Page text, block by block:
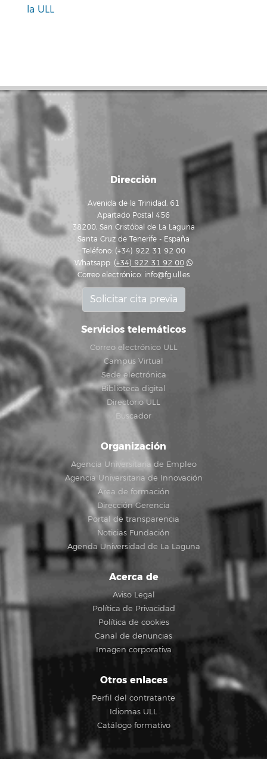
la ULL
Dirección
Avenida de la Trinidad, 61
Apartado Postal 456
38200, San Cristóbal de La Laguna
Santa Cruz de Tenerife - España
Teléfono: (+34) 922 31 92 00
Whatsapp: (+34) 922 31 92 00
Correo electrónico: info@fg.ull.es
Solicitar cita previa
Servicios telemáticos
Correo electrónico ULL
Campus Virtual
Sede electrónica
Biblioteca digital
Directorio ULL
Buscador
Organización
Agencia Universitaria de Empleo
Agencia Universitaria de Innovación
Área de formación
Dirección Gerencia
Portal de transparencia
Noticias Fundación
Agenda Universidad de La Laguna
Acerca de
Aviso Legal
Política de Privacidad
Política de cookies
Canal de denuncias
Imagen corporativa
Otros enlaces
Perfil del contratante
Idiomas ULL
Catálogo formativo